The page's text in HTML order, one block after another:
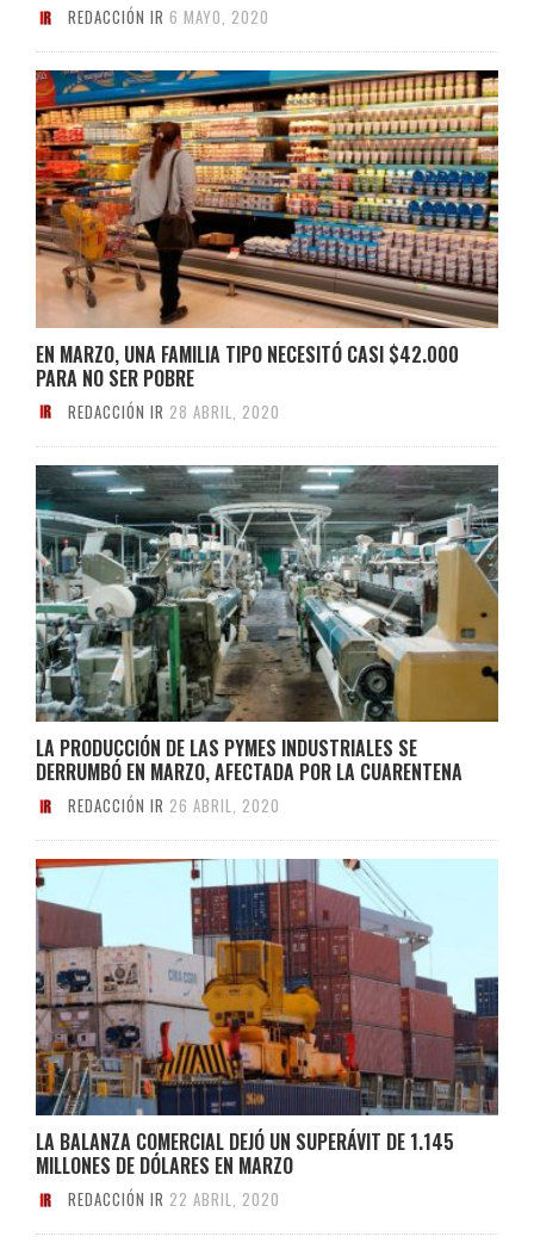
REDACCIÓN IR 6 MAYO, 2020
EN MARZO, UNA FAMILIA TIPO NECESITÓ CASI $42.000
PARA NO SER POBRE
REDACCIÓN IR 28 ABRIL, 2020
LA PRODUCCIÓN DE LAS PYMES INDUSTRIALES SE
DERRUMBÓ EN MARZO, AFECTADA POR LA CUARENTENA
REDACCIÓN IR 26 ABRIL, 2020
LA BALANZA COMERCIAL DEJÓ UN SUPERÁVIT DE 1.145
MILLONES DE DÓLARES EN MARZO
REDACCIÓN IR 22 ABRIL, 2020